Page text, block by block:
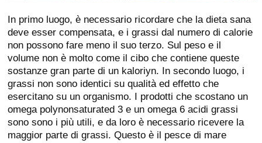
In primo luogo, è necessario ricordare che la dieta sana
deve esser compensata, e i grassi dal numero di calorie
non possono fare meno il suo terzo. Sul peso e il
volume non è molto come il cibo che contiene queste
sostanze gran parte di un kaloriyn. In secondo luogo, i
grassi non sono identici su qualità ed effetto che
esercitano su un organismo. I prodotti che scostano un
omega polynonsaturated 3 e un omega 6 acidi grassi
sono sono i più utili, e da loro è necessario ricevere la
maggior parte di grassi. Questo è il pesce di mare